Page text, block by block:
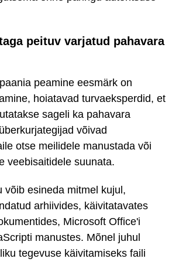
peituv varjatud pahavara
peamine eesmärk on
hoiatavad turvaeksperdid, et
sageli ka pahavara
võivad
otse meilidele manustada või
veebisaitidele suunata.
võib esineda mitmel kujul,
arhiivides, käivitatavates
Microsoft Office'i
manustes. Mõnel juhul
tegevuse käivitamiseks faili